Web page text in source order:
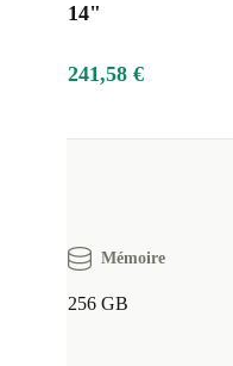
14"
241,58 €
Mémoire
256 GB